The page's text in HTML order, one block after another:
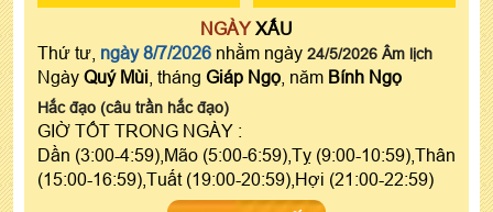
NGÀYXẤU
Thứ tư, ngày 8/7/2026 nhằm ngày 24/5/2026 Âm lịch
Ngày Quý Mùi , tháng Giáp Ngọ , năm Bính Ngọ
Hắc đạo (câu trần hắc đạo)
GIỜ TỐT TRONG NGÀY :
Dần (3:00-4:59),Mão (5:00-6:59),Tỵ (9:00-10:59),Thân
(15:00-16:59),Tuất (19:00-20:59),Hợi (21:00-22:59)